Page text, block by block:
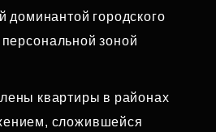
доминантой городского
зоной
квартиры в районах
сложившейся